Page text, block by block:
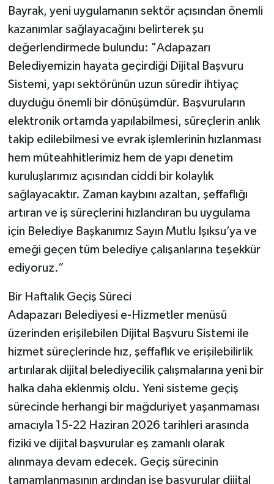
Bayrak, yeni uygulamanın sektör açısından önemli
kazanımlar sağlayacağını belirterek şu
değerlendirmede bulundu: "Adapazarı
Belediyemizin hayata geçirdiği Dijital Başvuru
Sistemi, yapı sektörünün uzun süredir ihtiyaç
duyduğu önemli bir dönüşümdür. Başvuruların
elektronik ortamda yapılabilmesi, süreçlerin anlık
takip edilebilmesi ve evrak işlemlerinin hızlanması
hem müteahhitlerimiz hem de yapı denetim
kuruluşlarımız açısından ciddi bir kolaylık
sağlayacaktır. Zaman kaybını azaltan, şeffaflığı
artıran ve iş süreçlerini hızlandıran bu uygulama
için Belediye Başkanımız Sayın Mutlu Işıksu’ya ve
emeği geçen tüm belediye çalışanlarına teşekkür
ediyoruz.”
Bir Haftalık Geçiş Süreci
Adapazarı Belediyesi e-Hizmetler menüsü
üzerinden erişilebilen Dijital Başvuru Sistemi ile
hizmet süreçlerinde hız, şeffaflık ve erişilebilirlik
artırılarak dijital belediyecilik çalışmalarına yeni bir
halka daha eklenmiş oldu. Yeni sisteme geçiş
sürecinde herhangi bir mağduriyet yaşanmaması
amacıyla 15-22 Haziran 2026 tarihleri arasında
fiziki ve dijital başvurular eş zamanlı olarak
alınmaya devam edecek. Geçiş sürecinin
tamamlanmasının ardından ise başvurular dijital